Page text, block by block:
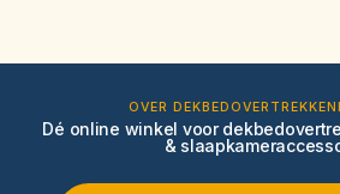
OVER
Dé online winkel voor
&